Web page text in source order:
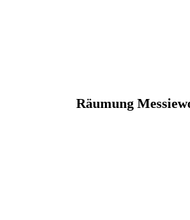
Räumung